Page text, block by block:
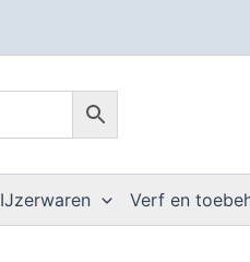
IJzerwaren Verf en